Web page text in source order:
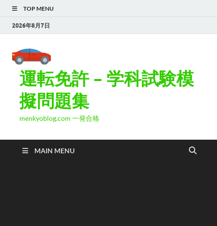
TOP MENU
2026年8月7日
運転免許 – 学科試験模
擬問題集
menkyoblog.com 一発合格
MAIN MENU